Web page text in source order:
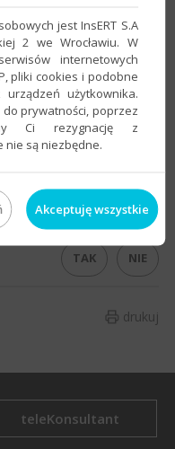
TAK NIE
drukuj
teleKonsultant
jest InsERT S.A
2 we Wrocławiu. W
internetowych
pliki cookies i podobne
użytkownika.
prywatności, poprzez
Ci rezygnację z
nie są niezbędne.
Akceptuję wszystkie